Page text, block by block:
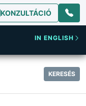
KONZULTÁCIÓ
IN ENGLISH
KERESÉS